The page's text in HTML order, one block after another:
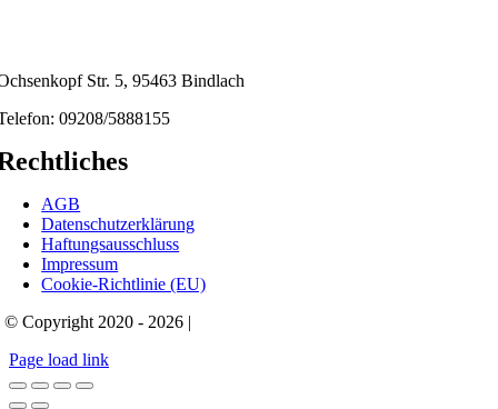
Str. 5, 95463 Bindlach
09208/5888155
AGB
Datenschutzerklärung
Haftungsausschluss
Impressum
Cookie-Richtlinie (EU)
© Copyright 2020 - 2026 |
Page load link